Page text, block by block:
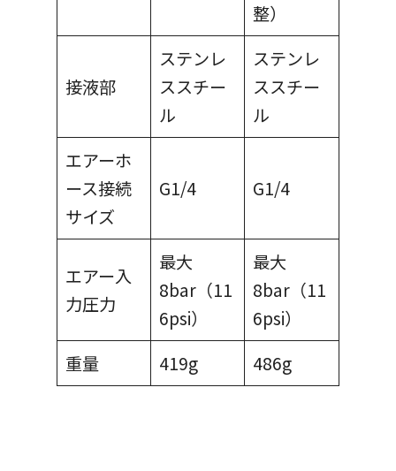
整）
接液部
ステンレ
ススチー
ル
ステンレ
ススチー
ル
エアーホ
ース接続
サイズ
G1/4 G1/4
エアー入
力圧力
最大
8bar（11
6psi）
最大
8bar（11
6psi）
重量
419g 486g